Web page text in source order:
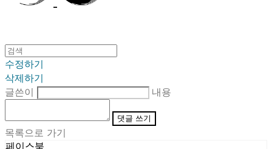
수정하기
삭제하기
글쓴이
내용
댓글 쓰기
목록으로 가기
페이스북